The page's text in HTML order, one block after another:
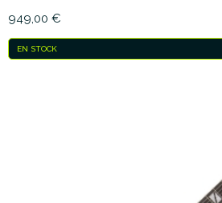
949,00 €
EN STOCK